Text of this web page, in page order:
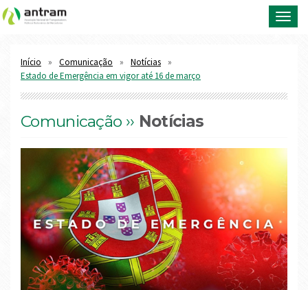
Início Comunicação
Notícias
Estado de Emergência em vigor até 16 de março
Comunicação ›› Notícias